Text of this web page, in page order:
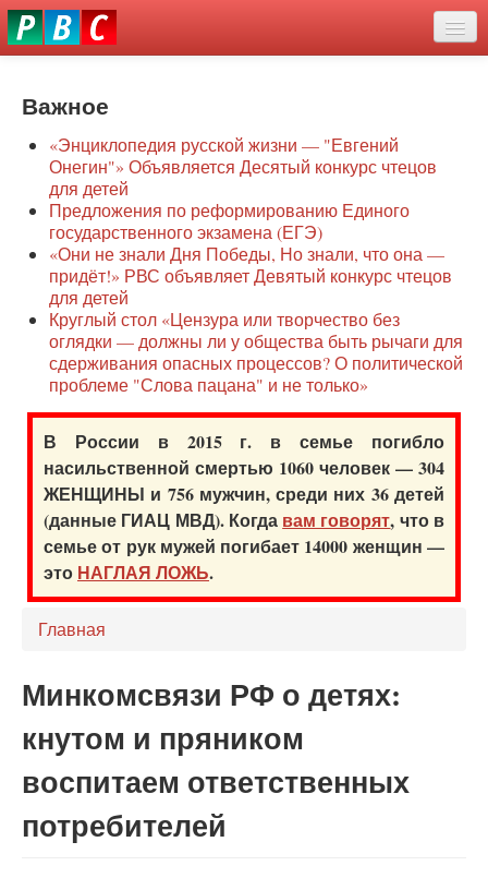
Перейти
к
О нас
Защита семей
Образование
Наше сопротивление
Регионы
Видео
Важное
«Энциклопедия русской жизни — "Евгений
Онегин"» Объявляется Десятый конкурс чтецов
для детей
Предложения по реформированию Единого
государственного экзамена (ЕГЭ)
«Они не знали Дня Победы, Но знали, что она —
придёт!» РВС объявляет Девятый конкурс чтецов
для детей
Круглый стол «Цензура или творчество без
оглядки — должны ли у общества быть рычаги для
сдерживания опасных процессов? О политической
проблеме "Слова пацана" и не только»
В России в 2015 г. в семье погибло
насильственной смертью 1060 человек — 304
ЖЕНЩИНЫ и 756 мужчин, среди них 36 детей
(данные ГИАЦ МВД). Когда вам говорят, что в
семье от рук мужей погибает 14000 женщин —
это НАГЛАЯ ЛОЖЬ.
Главная
Минкомсвязи РФ о детях:
кнутом и пряником
воспитаем ответственных
потребителей